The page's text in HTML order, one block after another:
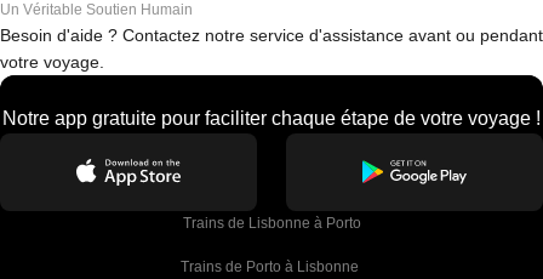
Un Véritable Soutien Humain
Besoin d'aide ? Contactez notre service d'assistance avant ou pendant
votre voyage.
Notre app gratuite pour faciliter chaque étape de votre voyage !
Trains de Lisbonne à Porto
Trains de Porto à Lisbonne